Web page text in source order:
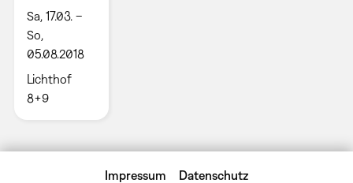
Sa, 17.03. –
So,
05.08.2018
Lichthof
8+9
Impressum Datenschutz